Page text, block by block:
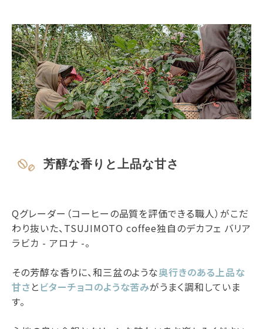
芳醇な香りと上品な甘さ
Qグレーダー（コーヒーの品質を評価できる職人）がこだ
わり抜いた、TSUJIMOTO coffee独自のデカフェ バリア
ラビカ - アロナ -。
その芳醇な香りに、和三盆のような奥行きのある上品な
甘さ と ビターチョコのような苦みがうまく調和していま
す。